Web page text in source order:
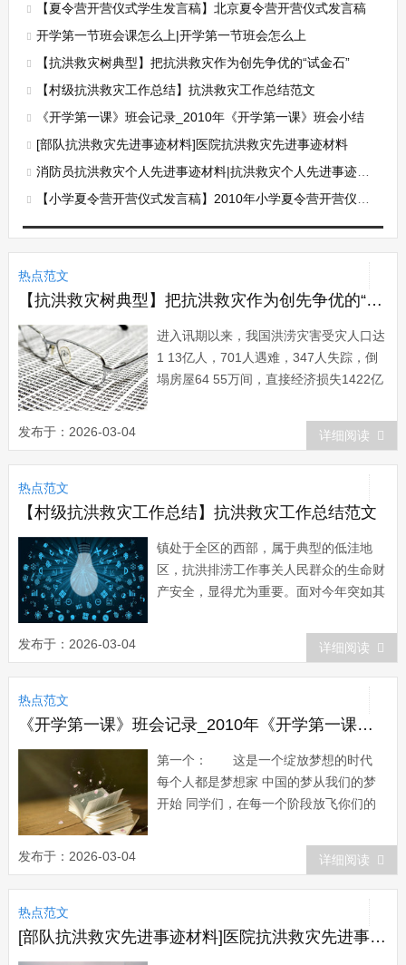
【夏令营开营仪式学生发言稿】北京夏令营开营仪式发言稿
开学第一节班会课怎么上|开学第一节班会怎么上
【抗洪救灾树典型】把抗洪救灾作为创先争优的“试金石”
【村级抗洪救灾工作总结】抗洪救灾工作总结范文
《开学第一课》班会记录_2010年《开学第一课》班会小结
[部队抗洪救灾先进事迹材料]医院抗洪救灾先进事迹材料
消防员抗洪救灾个人先进事迹材料|抗洪救灾个人先进事迹材料范文
【小学夏令营开营仪式发言稿】2010年小学夏令营开营仪式上的讲话
热点范文
【抗洪救灾树典型】把抗洪救灾作为创先争优的“试金石”
进入讯期以来，我国洪涝灾害受灾人口达
1 13亿人，701人遇难，347人失踪，倒
塌房屋64 55万间，直接经济损失1422亿
组织和党员要以创先争优的动力激发抗洪
救灾的斗志，以抗洪救灾的实际行动投入
到创先争优活动中，用抗洪救灾的胜利来
发布于：2026-03-04 详细阅读
热点范文
【村级抗洪救灾工作总结】抗洪救灾工作总结范文
镇处于全区的西部，属于典型的低洼地
区，抗洪排涝工作事关人民群众的生命财
产安全，显得尤为重要。面对今年突如其
各项抗洪排涝措施，组织全镇党员干部、
人民群众迅速投入到抗洪救灾的洪流中，
经过大家的共同努力，截止5日上午，内
河水位降至1 9米，其中丰南圩已降至1 7
米，...
发布于：2026-03-04 详细阅读
热点范文
《开学第一课》班会记录_2010年《开学第一课》班会小结
第一个： 这是一个绽放梦想的时代
每个人都是梦想家 中国的梦从我们的梦
开始 同学们，在每一个阶段放飞你们的
生。 第二个： 坚持自我的过程，
是一个不断超越自我，实现自我的过程。
抬头看着你的梦想，脚踏实地的努力，每
天都离成功更进一步。 第三个：
在实现梦想的...
发布于：2026-03-04 详细阅读
热点范文
[部队抗洪救灾先进事迹材料]医院抗洪救灾先进事迹材料